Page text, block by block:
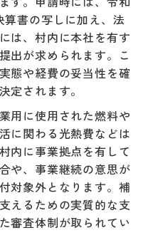
書の写しに加え、法
は、村内に本社を有す
出が求められます。こ
態や経費の妥当性を確
定されます。
用に使用された燃料や
に関わる光熱費などは
内に事業拠点を有して
や、事業継続の意思が
対象外となります。補
えるための実質的な支
審査体制が取られてい